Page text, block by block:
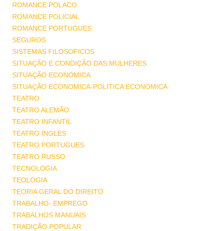
ROMANCE POLACO
ROMANCE POLICIAL
ROMANCE PORTUGUES
SEGUROS
SISTEMAS FILOSOFICOS
SITUAÇÃO E CONDIÇÃO DAS MULHERES
SITUAÇÃO ECONOMICA
SITUAÇÃO ECONOMICA-POLITICA ECONOMICA
TEATRO
TEATRO ALEMÃO
TEATRO INFANTIL
TEATRO INGLES
TEATRO PORTUGUES
TEATRO RUSSO
TECNOLOGIA
TEOLOGIA
TEORIA GERAL DO DIREITO
TRABALHO- EMPREGO
TRABALHOS MANUAIS
TRADIÇÃO POPULAR